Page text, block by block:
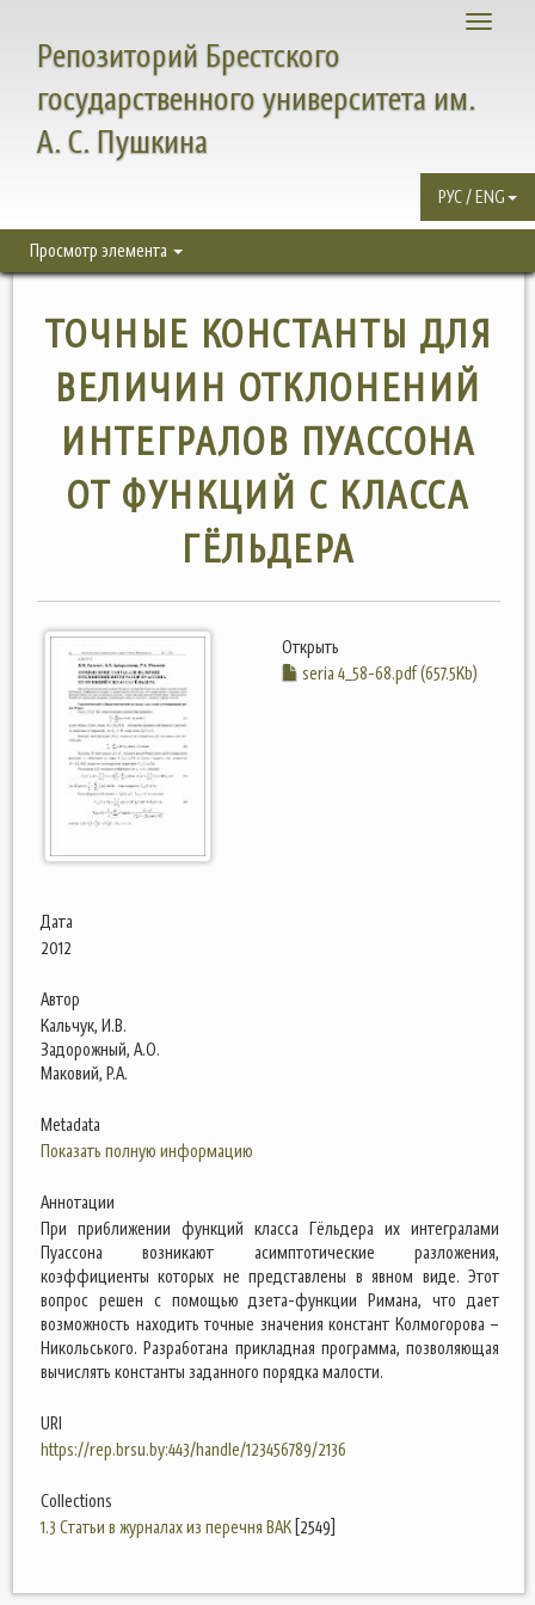
Toggle
Репозиторий Брестского
государственного университета им.
А. С. Пушкина
РУС / ENG
Просмотр элемента
ТОЧНЫЕ КОНСТАНТЫ ДЛЯ
ВЕЛИЧИН ОТКЛОНЕНИЙ
ИНТЕГРАЛОВ ПУАССОНА
ОТ ФУНКЦИЙ С КЛАССА
ГЁЛЬДЕРА
Открыть
seria 4_58-68.pdf (657.5Kb)
Дата
2012
Автор
Кальчук, И.В.
Задорожный, А.О.
Маковий, Р.А.
Metadata
Показать полную информацию
Аннотации
При приближении функций класса Гёльдера их интегралами
Пуассона возникают асимптотические разложения,
коэффициенты которых не представлены в явном виде. Этот
вопрос решен с помощью дзета-функции Римана, что дает
возможность находить точные значения констант Колмогорова –
Никольського. Разработана прикладная программа, позволяющая
вычислять константы заданного порядка малости.
URI
https://rep.brsu.by:443/handle/123456789/2136
Collections
1.3 Статьи в журналах из перечня ВАК [2549]